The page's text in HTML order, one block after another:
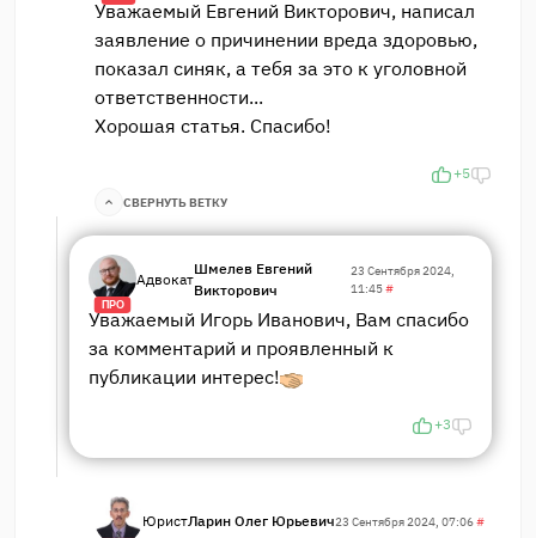
Уважаемый Евгений Викторович, написал
заявление о причинении вреда здоровью,
показал синяк, а тебя за это к уголовной
ответственности...
Хорошая статья. Спасибо!
+5
СВЕРНУТЬ ВЕТКУ
ПРО
Адвокат
Шмелев Евгений
Викторович
23 Сентября 2024,
11:45#
Уважаемый Игорь Иванович, Вам спасибо
за комментарий и проявленный к
публикации интерес!
+3
ЮристЛарин Олег Юрьевич23 Сентября 2024, 07:06#